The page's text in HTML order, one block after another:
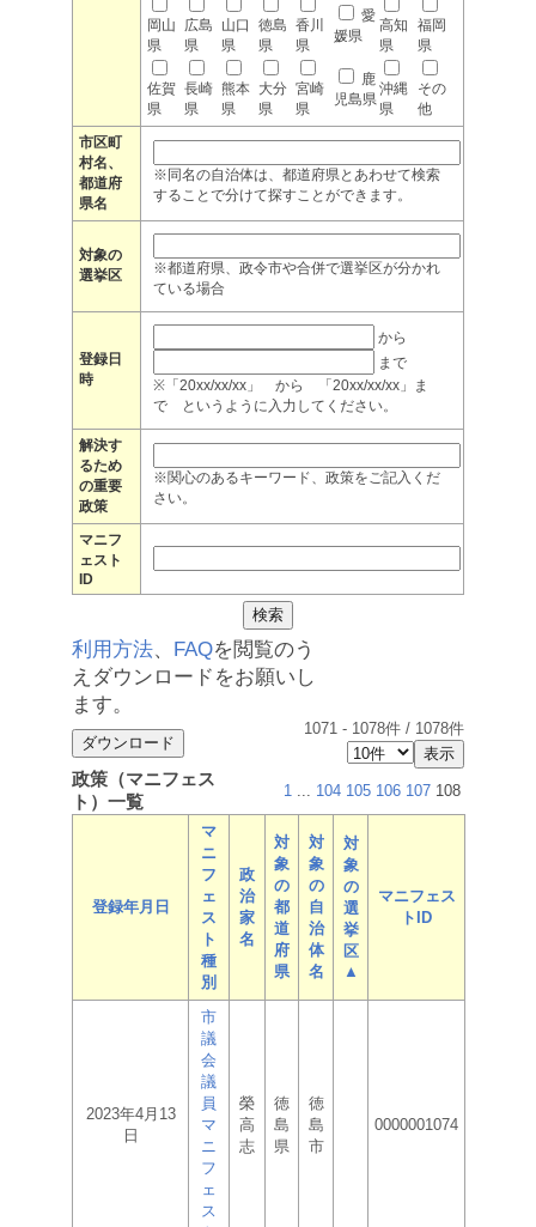
岡山
県
広島
県
山口
県
徳島
県
香川
県
愛
媛県
高知
県
福岡
県
佐賀
県
長崎
県
熊本
県
大分
県
宮崎
県
鹿
児島県
沖縄
県
その
他
市区町
村名、
都道府
県名
※同名の自治体は、都道府県とあわせて検索
することで分けて探すことができます。
対象の
選挙区
※都道府県、政令市や合併で選挙区が分かれ
ている場合
登録日
時
から
まで
※「20xx/xx/xx」 から 「20xx/xx/xx」ま
で というように入力してください。
解決す
るため
の重要
政策
※関心のあるキーワード、政策をご記入くだ
さい。
マニフ
ェスト
ID
利用方法、 FAQを閲覧のう
えダウンロードをお願いし
ます。
1071 - 1078件 / 1078件
政策（マニフェス
ト）一覧
1 ... 104 105 106 107 108
登録年月日
マ
ニ
フ
ェ
ス
ト
種
別
政
治
家
名
対
象
の
都
道
府
県
対
象
の
自
治
体
名
対
象
の
選
挙
区
▲
マニフェス
トID
2023年4月13
日
市
議
会
議
員
マ
ニ
フ
ェ
ス
榮
高
志
徳
島
県
徳
島
市
0000001074